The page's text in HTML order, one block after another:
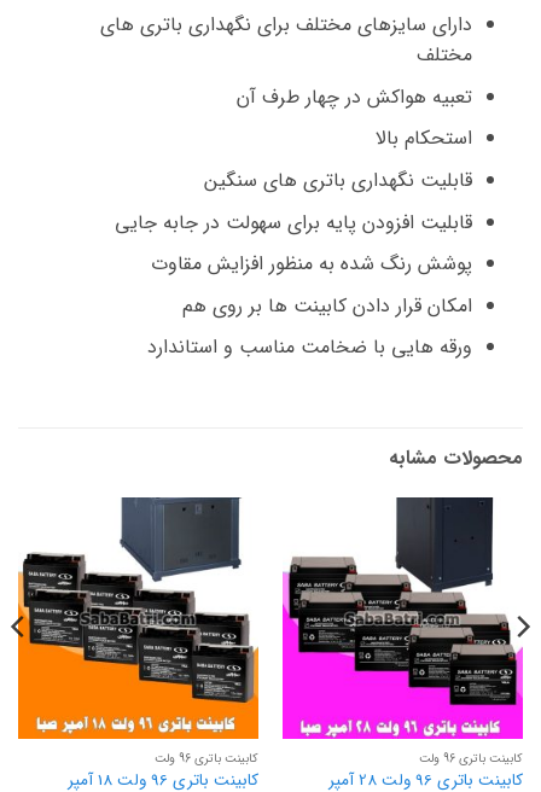
دارای سایزهای مختلف برای نگهداری باتری های
مختلف
تعبیه هواکش در چهار طرف آن
استحکام بالا
قابلیت نگهداری باتری های سنگین
قابلیت افزودن پایه برای سهولت در جابه جایی
پوشش رنگ شده به منظور افزایش مقاوت
امکان قرار دادن کابینت ها بر روی هم
ورقه هایی با ضخامت مناسب و استاندارد
محصولات مشابه
کابینت باتری 96 ولت
کابینت باتری 96 ولت 28 آمپر
کابینت باتری 96 ولت
کابینت باتری 96 ولت 18 آمپر